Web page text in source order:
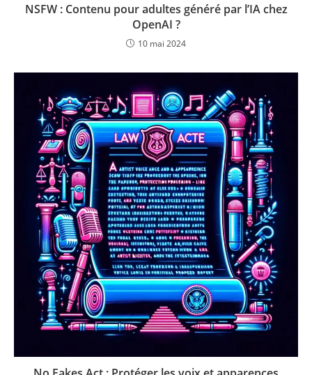
NSFW : Contenu pour adultes généré par l’IA chez
OpenAI ?
10 mai 2024